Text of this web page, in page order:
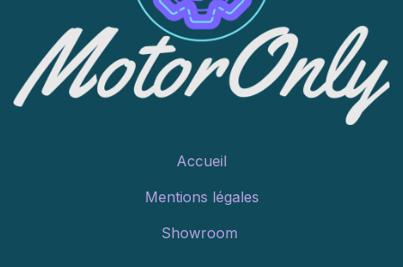
Accueil
Mentions légales
Showroom